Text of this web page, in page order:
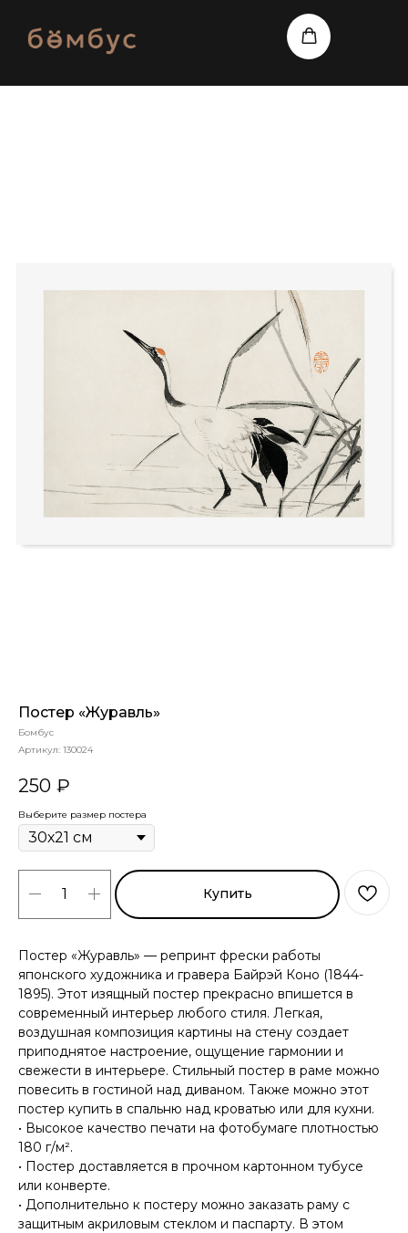
Постер «Журавль»
Бомбус
Артикул: 130024
250 ₽
Выберите размер постера
Купить
Постер «Журавль» — репринт фрески работы
японского художника и гравера Байрэй Коно (1844-
1895). Этот изящный постер прекрасно впишется в
современный интерьер любого стиля. Легкая,
воздушная композиция картины на стену создает
приподнятое настроение, ощущение гармонии и
свежести в интерьере. Стильный постер в раме можно
повесить в гостиной над диваном. Также можно этот
постер купить в спальню над кроватью или для кухни.
• Высокое качество печати на фотобумаге плотностью
180 г/м².
• Постер доставляется в прочном картонном тубусе
или конверте.
• Дополнительно к постеру можно заказать раму с
защитным акриловым стеклом и паспарту. В этом